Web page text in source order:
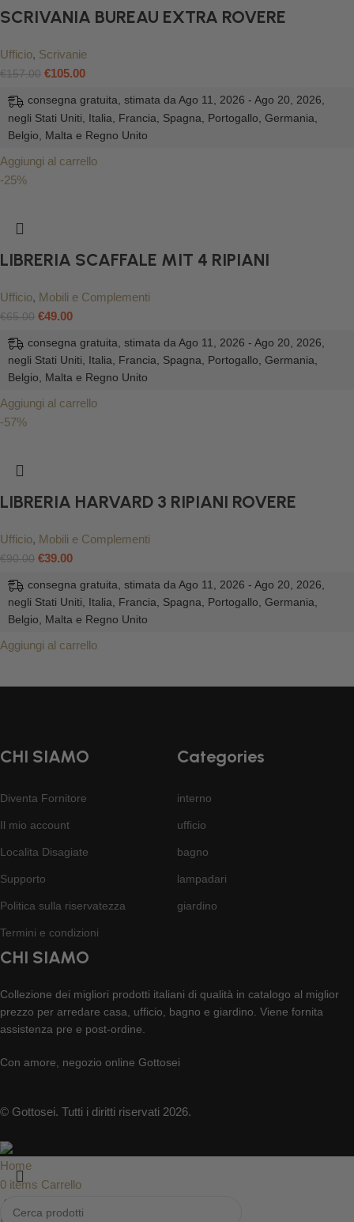
SCRIVANIA BUREAU EXTRA ROVERE
Ufficio, Scrivanie
€157.00 €105.00
consegna gratuita, stimata da Ago 11, 2026 - Ago 20, 2026,
negli Stati Uniti, Italia, Francia, Spagna, Portogallo, Germania,
Belgio, Malta e Regno Unito
Aggiungi al carrello
-25%
LIBRERIA SCAFFALE MIT 4 RIPIANI
Ufficio, Mobili e Complementi
€65.00 €49.00
consegna gratuita, stimata da Ago 11, 2026 - Ago 20, 2026,
negli Stati Uniti, Italia, Francia, Spagna, Portogallo, Germania,
Belgio, Malta e Regno Unito
Aggiungi al carrello
-57%
LIBRERIA HARVARD 3 RIPIANI ROVERE
Ufficio, Mobili e Complementi
€90.00 €39.00
consegna gratuita, stimata da Ago 11, 2026 - Ago 20, 2026,
negli Stati Uniti, Italia, Francia, Spagna, Portogallo, Germania,
Belgio, Malta e Regno Unito
Aggiungi al carrello
CHI SIAMO
Diventa Fornitore
Il mio account
Localita Disagiate
Supporto
Politica sulla riservatezza
Termini e condizioni
Categories
interno
ufficio
bagno
lampadari
giardino
CHI SIAMO
Collezione dei migliori prodotti italiani di qualità in catalogo al miglior
prezzo per arredare casa, ufficio, bagno e giardino. Viene fornita
assistenza pre e post-ordine.
Con amore, negozio online Gottosei
© Gottosei. Tutti i diritti riservati 2026.
Home
0 items Carrello
Supporto